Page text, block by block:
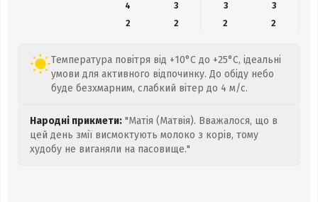
4
3 3
3
2
2 2 2
Температура повітря від +10°C до +25°C, ідеальні
умови для активного відпочинку. До обіду небо
буде безхмарним, слабкий вітер до 4 м/с.
Народні прикмети: "Матія (Матвія). Вважалося, що в
цей день змії висмоктують молоко з корів, тому
худобу не виганяли на пасовище."